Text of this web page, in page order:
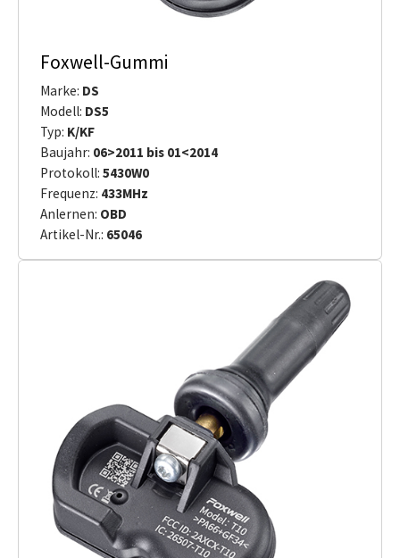
Foxwell-Gummi
Marke: DS
Modell: DS5
Typ: K/KF
Baujahr: 06>2011 bis 01<2014
Protokoll: 5430W0
Frequenz: 433MHz
Anlernen: OBD
Artikel-Nr.: 65046